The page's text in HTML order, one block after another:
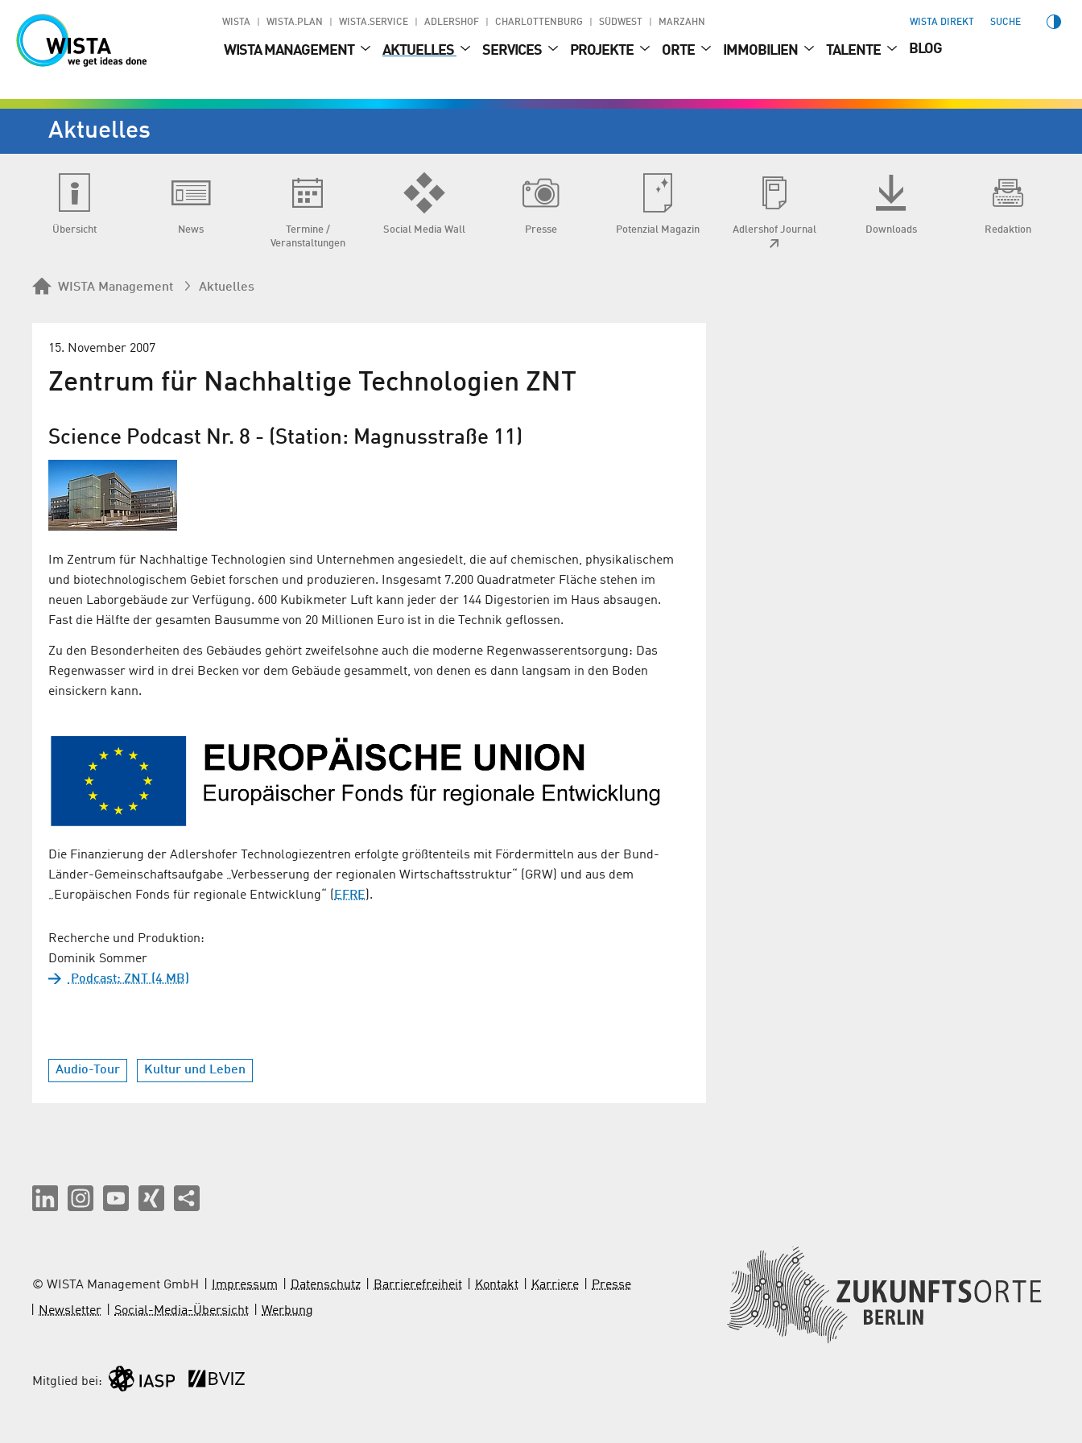
WISTA WISTA.PLAN WISTA.SERVICE ADLERSHOF CHARLOTTENBURG SÜDWEST MARZAHN WISTA DIREKT SUCHE
WISTA MANAGEMENT AKTUELLES SERVICES PROJEKTE ORTE IMMOBILIEN TALENTE BLOG
Aktuelles
Übersicht News
Termine /
Veranstaltungen
Social Media Wall Presse Potenzial Magazin Adlershof Journal Downloads Redaktion
WISTA Management Aktuelles
15. November 2007
Zentrum für Nachhaltige Technologien ZNT
Science Podcast Nr. 8 - (Station: Magnusstraße 11)
Im Zentrum für Nachhaltige Technologien sind Unternehmen angesiedelt, die auf chemischen, physikalischem
und biotechnologischem Gebiet forschen und produzieren. Insgesamt 7.200 Quadratmeter Fläche stehen im
neuen Laborgebäude zur Verfügung. 600 Kubikmeter Luft kann jeder der 144 Digestorien im Haus absaugen.
Fast die Hälfte der gesamten Bausumme von 20 Millionen Euro ist in die Technik geflossen.
Zu den Besonderheiten des Gebäudes gehört zweifelsohne auch die moderne Regenwasserentsorgung: Das
Regenwasser wird in drei Becken vor dem Gebäude gesammelt, von denen es dann langsam in den Boden
einsickern kann.
Die Finanzierung der Adlershofer Technologiezentren erfolgte größtenteils mit Fördermitteln aus der Bund-
Länder-Gemeinschaftsaufgabe „Verbesserung der regionalen Wirtschaftsstruktur“ (GRW) und aus dem
„Europäischen Fonds für regionale Entwicklung“ (
EFRE ).
Recherche und Produktion:
Dominik Sommer
Podcast: ZNT (4 MB)
Audio-Tour Kultur und Leben
© WISTA Management GmbH Impressum Datenschutz Barrierefreiheit Kontakt Karriere
Presse
Newsletter
Social-Media-Übersicht Werbung
Mitglied bei: